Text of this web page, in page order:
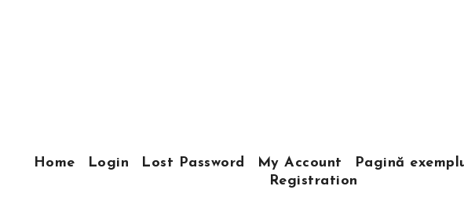
Home Login Lost Password My Account Pagină
Registration